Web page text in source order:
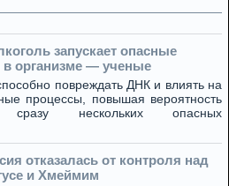
запускает опасные
в организме — ученые
повреждать ДНК и влиять на
процессы, повышая вероятность
сразу нескольких опасных
отказалась от контроля над
и Хмеймим